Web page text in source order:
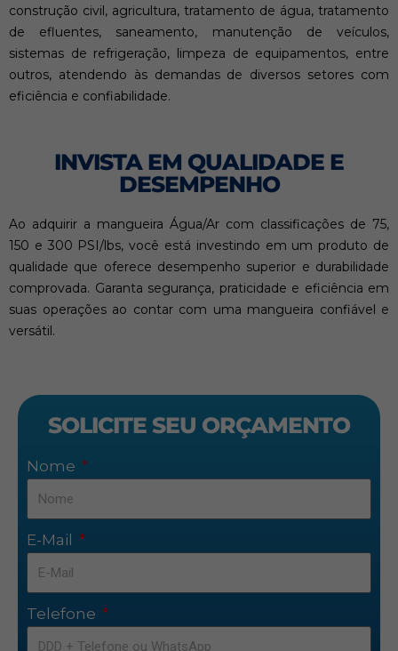
construção civil, agricultura, tratamento de água, tratamento
de efluentes, saneamento, manutenção de veículos,
sistemas de refrigeração, limpeza de equipamentos, entre
outros, atendendo às demandas de diversos setores com
eficiência e confiabilidade.
INVISTA EM QUALIDADE E
DESEMPENHO
Ao adquirir a mangueira Água/Ar com classificações de 75,
150 e 300 PSI/lbs, você está investindo em um produto de
qualidade que oferece desempenho superior e durabilidade
comprovada. Garanta segurança, praticidade e eficiência em
suas operações ao contar com uma mangueira confiável e
versátil.
SOLICITE SEU ORÇAMENTO
Nome
E-Mail
Telefone